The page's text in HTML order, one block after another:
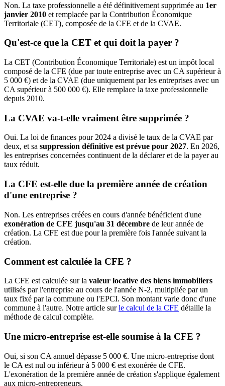
Non. La taxe professionnelle a été définitivement supprimée au 1er
janvier 2010 et remplacée par la Contribution Économique
Territoriale (CET), composée de la CFE et de la CVAE.
Qu'est-ce que la CET et qui doit la payer ?
La CET (Contribution Économique Territoriale) est un impôt local
composé de la CFE (due par toute entreprise avec un CA supérieur à
5 000 €) et de la CVAE (due uniquement par les entreprises avec un
CA supérieur à 500 000 €). Elle remplace la taxe professionnelle
depuis 2010.
La CVAE va-t-elle vraiment être supprimée ?
Oui. La loi de finances pour 2024 a divisé le taux de la CVAE par
deux, et sa suppression définitive est prévue pour 2027. En 2026,
les entreprises concernées continuent de la déclarer et de la payer au
taux réduit.
La CFE est-elle due la première année de création
d'une entreprise ?
Non. Les entreprises créées en cours d'année bénéficient d'une
exonération de CFE jusqu'au 31 décembre de leur année de
création. La CFE est due pour la première fois l'année suivant la
création.
Comment est calculée la CFE ?
La CFE est calculée sur la valeur locative des biens immobiliers
utilisés par l'entreprise au cours de l'année N-2, multipliée par un
taux fixé par la commune ou l'EPCI. Son montant varie donc d'une
commune à l'autre. Notre article surle calcul de la CFE détaille la
méthode de calcul complète.
Une micro-entreprise est-elle soumise à la CFE ?
Oui, si son CA annuel dépasse 5 000 €. Une micro-entreprise dont
le CA est nul ou inférieur à 5 000 € est exonérée de CFE.
L'exonération de la première année de création s'applique également
aux micro-entrepreneurs.